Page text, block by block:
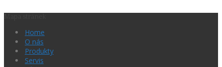
Home
O nás
Produkty
Servis